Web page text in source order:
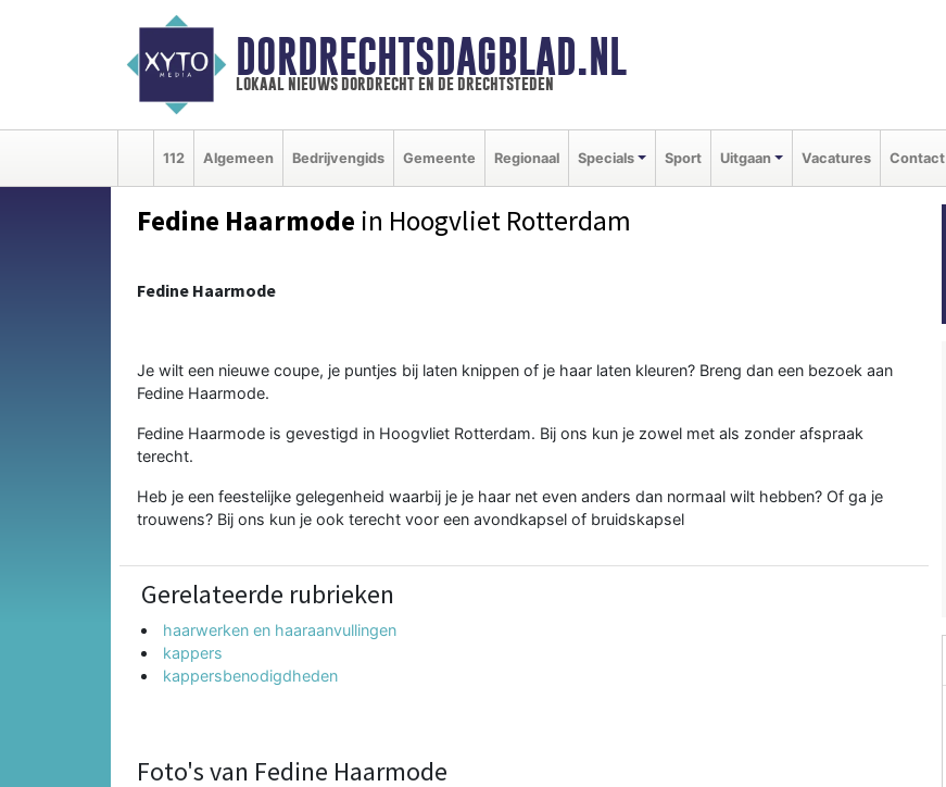
DORDRECHTSDAGBLAD.NL
lokaal nieuws dordrecht en de drechtsteden
112 Algemeen Bedrijvengids Gemeente Regionaal Specials Sport Uitgaan Vacatures Contact
Fedine Haarmode in Hoogvliet Rotterdam
Fedine Haarmode
Je wilt een nieuwe coupe, je puntjes bij laten knippen of je haar laten kleuren? Breng dan een bezoek aan
Fedine Haarmode.
Fedine Haarmode is gevestigd in Hoogvliet Rotterdam. Bij ons kun je zowel met als zonder afspraak
terecht.
Heb je een feestelijke gelegenheid waarbij je je haar net even anders dan normaal wilt hebben? Of ga je
trouwens? Bij ons kun je ook terecht voor een avondkapsel of bruidskapsel
Gerelateerde rubrieken
haarwerken en haaraanvullingen
kappers
kappersbenodigdheden
Foto's van Fedine Haarmode